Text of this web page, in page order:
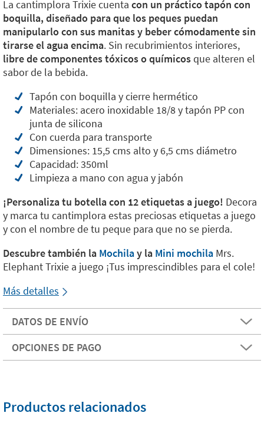
La cantimplora Trixie cuenta con un práctico tapón con
boquilla, diseñado para que los peques puedan
manipularlo con sus manitas y beber cómodamente sin
tirarse el agua encima. Sin recubrimientos interiores,
libre de componentes tóxicos o químicosque alteren el
sabor de la bebida.
Tapón con boquilla y cierre hermético
Materiales: acero inoxidable 18/8 y tapón PP con
junta de silicona
Con cuerda para transporte
Dimensiones: 15,5 cms alto y 6,5 cms diámetro
Capacidad: 350ml
Limpieza a mano con agua y jabón
¡Personaliza tu botella con 12 etiquetas a juego! Decora
y marca tu cantimplora estas preciosas etiquetas a juego
y con el nombre de tu peque para que no se pierda.
Descubre también la Mochilay la Mini mochila Mrs.
Elephant Trixie a juego ¡Tus imprescindibles para el cole!
Más detalles
DATOS DE ENVÍO
OPCIONES DE PAGO
Productos relacionados